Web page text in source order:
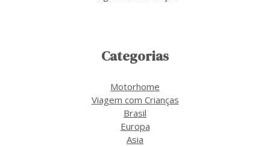
Categorias
Motorhome
Viagem com Crianças
Brasil
Europa
Asia